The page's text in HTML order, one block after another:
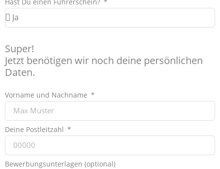
Super!
Jetzt benötigen wir noch deine persönlichen
Daten.
Vorname und Nachname
Deine Postleitzahl
Bewerbungsunterlagen (optional)